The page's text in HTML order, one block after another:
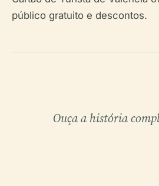
público gratuito e descontos.
Ouça a história